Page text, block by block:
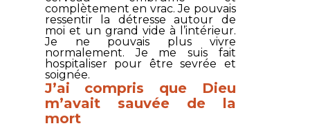
complètement en vrac. Je pouvais
ressentir la détresse autour de
moi et un grand vide à l’intérieur.
Je ne pouvais plus vivre
normalement. Je me suis fait
hospitaliser pour être sevrée et
soignée.
J’ai compris que Dieu
m’avait sauvée de la
mort